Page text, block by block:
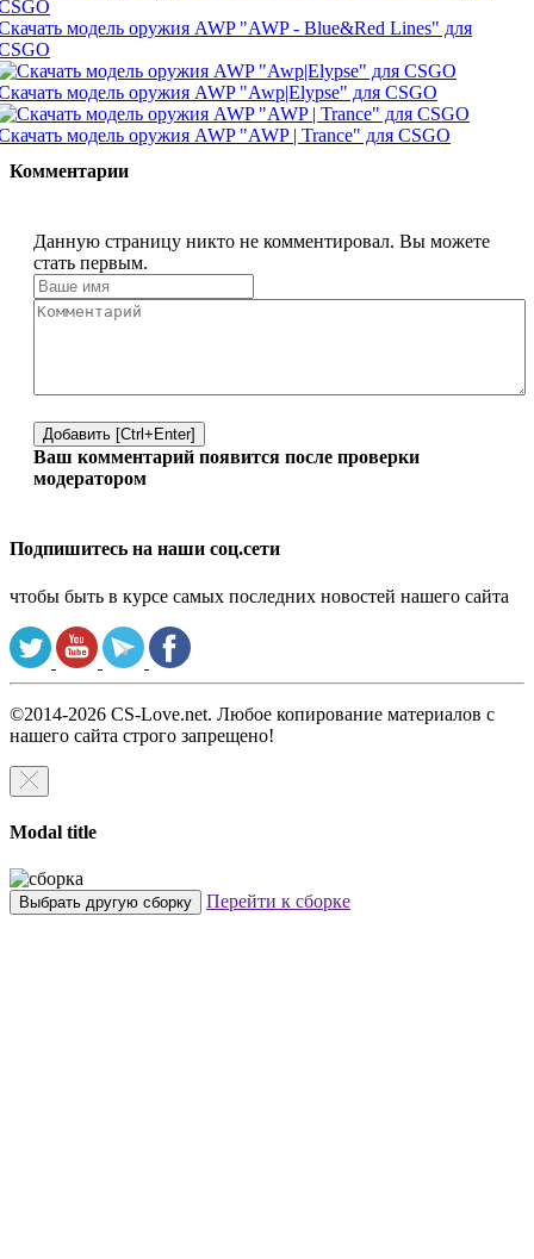
модель оружия AWP "AWP - Blue&Red Lines" для
модель оружия AWP "Awp|Elypse" для CSGO
модель оружия AWP "AWP | Trance" для CSGO
Комментарии
Данную страницу никто не комментировал. Вы можете
стать первым.
Добавить [Ctrl+Enter]
Ваш комментарий появится после проверки
модератором
Подпишитесь на наши соц.сети
чтобы быть в курсе самых последних новостей нашего сайта
©2014-2026 CS-Love.net. Любое копирование материалов с
нашего сайта строго запрещено!
Modal title
Выбрать другую сборку Перейти к сборке